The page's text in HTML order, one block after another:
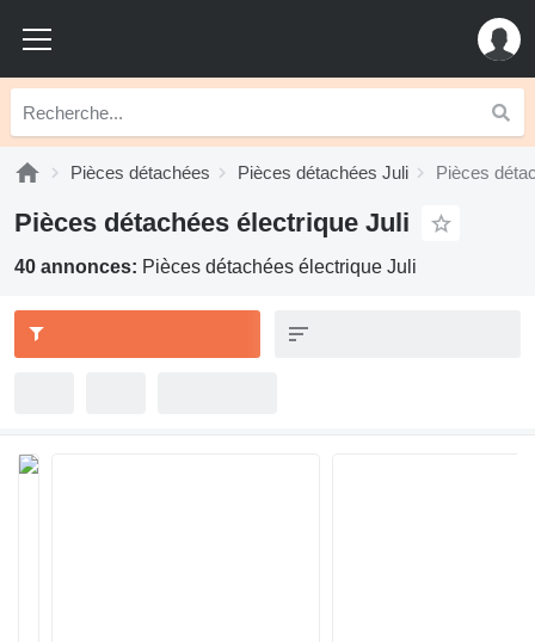
Pièces détachées Pièces détachées Juli Pièces
Pièces détachées électrique Juli
40 annonces: Pièces détachées électrique Juli